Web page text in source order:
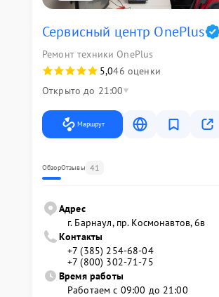
Сервисный центр OnePlus
Ремонт техники OnePlus
5,046 оценки
Открыто до 21:00
Маршрут
ОбзорОтзывы 41
Адрес
г. Барнаул, ​пр. Космонавтов, 6в
Контакты
+7 (385) 254-68-04
+7 (800) 302-71-75
Время работы
Работаем с 09:00 до 21:00